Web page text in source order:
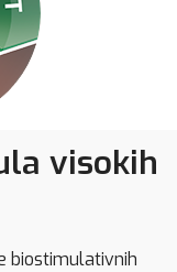
visokih
biostimulativnih